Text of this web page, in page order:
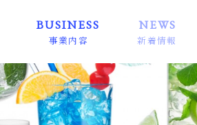
BUSINESS
事業内容
弊社の強み
輸出事業
輸入事業
NEWS
新着情報